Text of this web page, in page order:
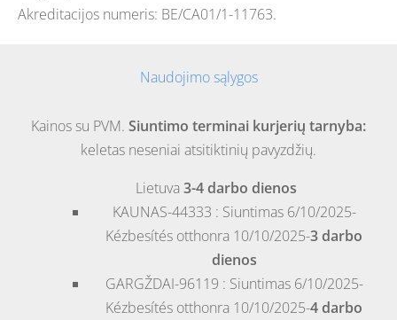
Akreditacijos numeris: BE/CA01/1-11763.
Naudojimo sąlygos
Kainos su PVM. Siuntimo terminai kurjerių tarnyba:
keletas neseniai atsitiktinių pavyzdžių.
Lietuva3-4 darbo dienos
KAUNAS-44333 : Siuntimas 6/10/2025-
Kézbesítés otthonra 10/10/2025-3 darbo
dienos
GARGŽDAI-96119 : Siuntimas 6/10/2025-
Kézbesítés otthonra 10/10/2025-4 darbo